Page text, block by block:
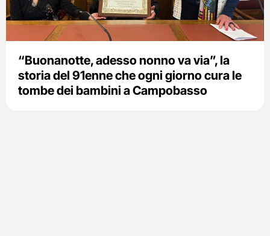
“Buonanotte, adesso nonno va via”, la
storia del 91enne che ogni giorno cura le
tombe dei bambini a Campobasso